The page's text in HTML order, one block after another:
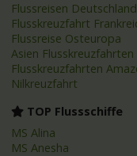
Flussreisen Deutschland
Flusskreuzfahrt
Flussreise Osteuropa
Asien Flusskreuzfahrten
Flusskreuzfahrten
Nilkreuzfahrt
TOP Flussschiffe
MS Alina
MS Anesha